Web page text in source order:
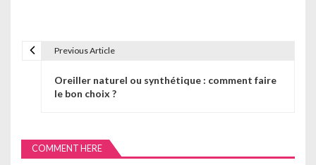
i
Previous Article
Oreiller naturel ou synthétique : comment faire
le bon choix ?
COMMENT HERE